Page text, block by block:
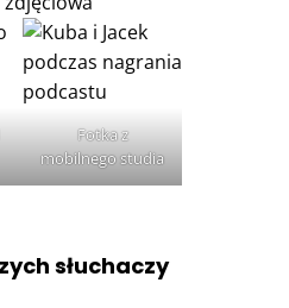
Fotka z
mobilnego studia
słuchaczy